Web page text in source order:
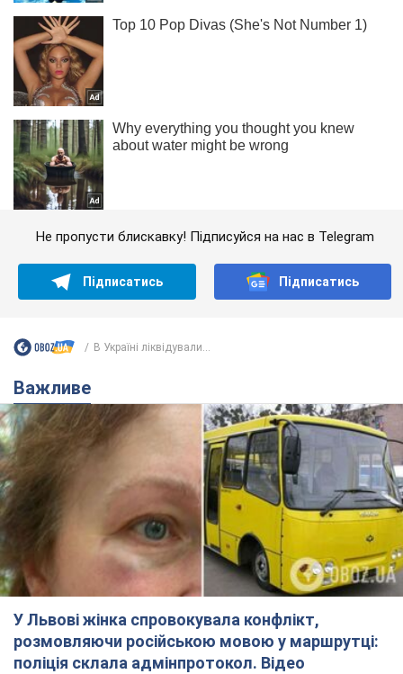
Не пропусти блискавку! Підписуйся на нас в Telegram
Підписатись Підписатись
В Україні ліквідували...
Важливе
У Львові жінка спровокувала конфлікт,
розмовляючи російською мовою у маршрутці:
поліція склала адмінпротокол. Відео